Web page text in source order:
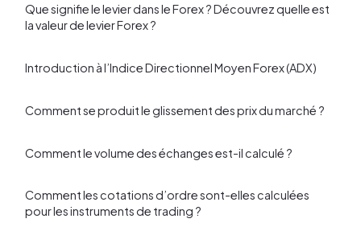
Que signifie le levier dans le Forex ? Découvrez quelle est
la valeur de levier Forex ?
Introduction à l’Indice Directionnel Moyen Forex (ADX)
Comment se produit le glissement des prix du marché ?
Comment le volume des échanges est-il calculé ?
Comment les cotations d’ordre sont-elles calculées
pour les instruments de trading ?